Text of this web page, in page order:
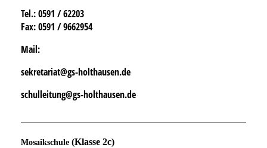
Tel.: 0591 / 62203
Fax:0591 / 9662954
Mail:
sekretariat@gs-holthausen.de
schulleitung@gs-holthausen.de
Mosaikschule (Klasse 2c)